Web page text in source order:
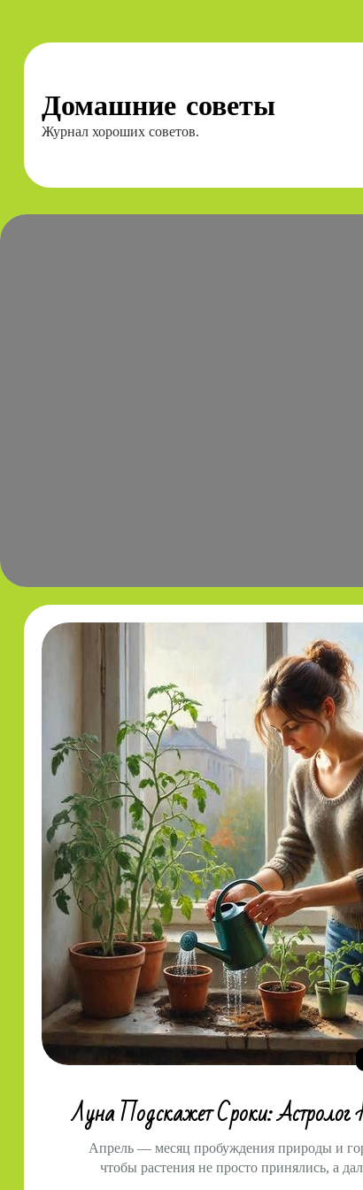
Перейти
Домашние советы
Журнал хороших советов.
Луна Подскажет Сроки:
Апрель — месяц пробуждения природы и
чтобы растения не просто принялись, а